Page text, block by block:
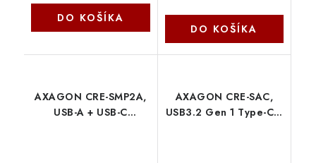
DO KOŠÍKA
DO KOŠÍKA
AXAGON CRE-SMP2A,
USB-A + USB-C
AXAGON CRE-SAC,
USB3.2 Gen 1 Type-C +